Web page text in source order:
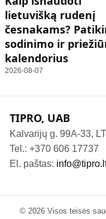
lietuvišką rudenį
česnakams?
sodinimo ir
kalendorius
2026-08-07
TIPRO, UAB
Kalvarijų g. 99A-33,
Tel.: +370 606 17737
El. paštas:
© 2026 Visos teisės